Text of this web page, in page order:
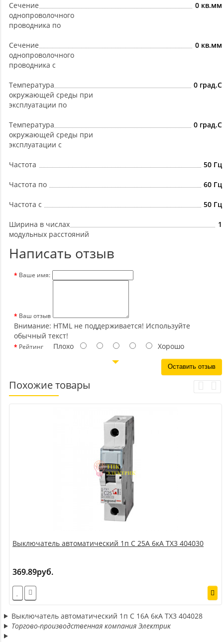
Сечение
однопроволочного
проводника по
0 кв.мм
Сечение
однопроволочного
проводника с
0 кв.мм
Температура
окружающей среды при
эксплуатации по
0 град.C
Температура
окружающей среды при
эксплуатации с
0 град.C
Частота 50 Гц
Частота по 60 Гц
Частота с 50 Гц
Ширина в числах
модульных расстояний
1
Написать отзыв
Ваше имя:
Ваш отзыв
Внимание: HTML не поддерживается! Используйте
обычный текст!
Рейтинг Плохо Хорошо
Оставить отзыв
Похожие товары
Выключатель автоматический 1п C 25А 6кА TX3 404030
369.89руб.
Выключатель автоматический 1п C 16А 6кА TX3 404028
Торгово-производственная компания Электрик